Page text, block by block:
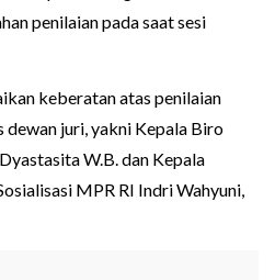
penilaian pada saat sesi
keberatan atas penilaian
dewan juri, yakni Kepala Biro
W.B. dan Kepala
MPR RI Indri Wahyuni,